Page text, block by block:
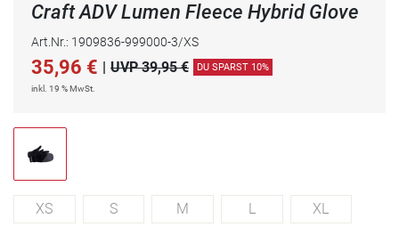
Craft ADV Lumen Fleece Hybrid Glove
Art.Nr.: 1909836-999000-3/XS
35,96 € | UVP 39,95 € DU SPARST 10%
inkl. 19 % MwSt.
XS S M L XL